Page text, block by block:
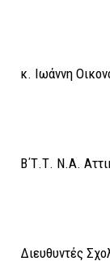
κ. Ιωάννη
Β΄Τ.Τ. Ν.Α.
Διευθυντές